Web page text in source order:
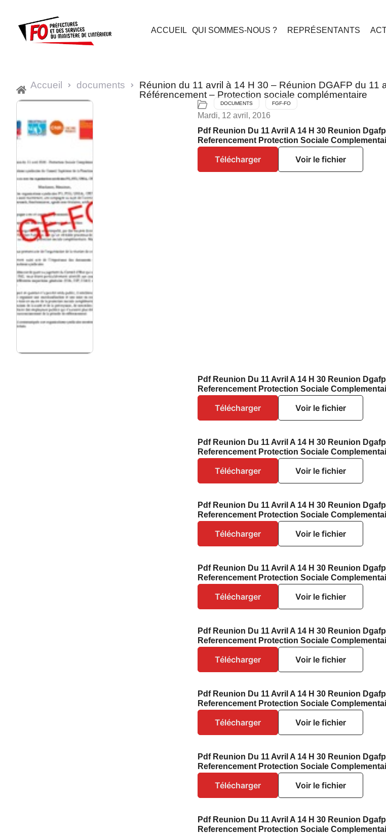
ACCUEIL QUI SOMMES-NOUS ? REPRÉSENTANTS
Accueil documents
Réunion du 11 avril à 14 H 30 – Réunion DGAFP du 11
Référencement – Protection sociale complémentaire
DOCUMENTS FGF-FO
Mardi, 12 avril, 2016
Pdf Reunion Du 11 Avril A 14 H 30 Reunion
Referencement Protection Sociale
Télécharger Voir le fichier
Pdf Reunion Du 11 Avril A 14 H 30 Reunion
Referencement Protection Sociale
Télécharger Voir le fichier
Pdf Reunion Du 11 Avril A 14 H 30 Reunion
Referencement Protection Sociale
Télécharger Voir le fichier
Pdf Reunion Du 11 Avril A 14 H 30 Reunion
Referencement Protection Sociale
Télécharger Voir le fichier
Pdf Reunion Du 11 Avril A 14 H 30 Reunion
Referencement Protection Sociale
Télécharger Voir le fichier
Pdf Reunion Du 11 Avril A 14 H 30 Reunion
Referencement Protection Sociale
Télécharger Voir le fichier
Pdf Reunion Du 11 Avril A 14 H 30 Reunion
Referencement Protection Sociale
Télécharger Voir le fichier
Pdf Reunion Du 11 Avril A 14 H 30 Reunion
Referencement Protection Sociale
Télécharger Voir le fichier
Pdf Reunion Du 11 Avril A 14 H 30 Reunion
Referencement Protection Sociale